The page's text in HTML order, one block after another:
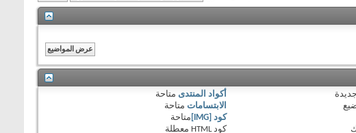
أكواد المنتدى متاحة
الابتسامات متاحة
كود [IMG]
متاحة
كود HTML
معطلة